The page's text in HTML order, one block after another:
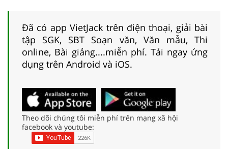
Đã có app VietJack trên điện thoại, giải bài
tập SGK, SBT Soạn văn, Văn mẫu, Thi
online, Bài giảng....miễn phí. Tải ngay ứng
dụng trên Android và iOS.
Theo dõi chúng tôi miễn phí trên mạng xã hội
facebook và youtube: